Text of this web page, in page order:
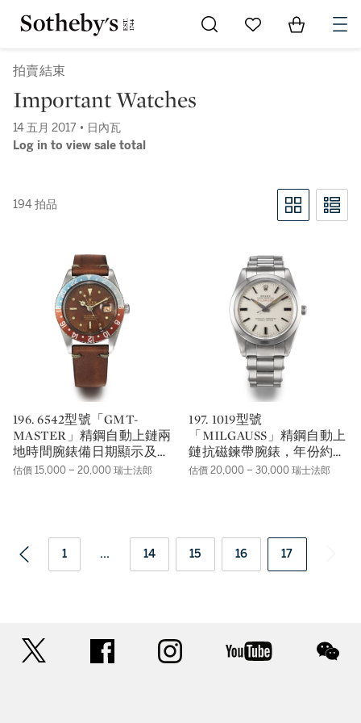
Go to My Favorites
Items in
拍賣結束
Important Watches
14 五月 2017 • 日內瓦
Log in to view sale total
194 拍品
196. 6542型號「GMT-
MASTER」精鋼自動上鏈兩
地時間腕錶備日期顯示及
TROPICAL錶盤，年份約
估價 15,000 – 20,000 瑞士法郎
197. 1019型號
「MILGAUSS」精鋼自動上
鏈抗磁鍊帶腕錶，年份約
1967，錶殼編號1636603。
估價 20,000 – 30,000 瑞士法郎
1 ... 14 15 16 17
facebook instagram youtube